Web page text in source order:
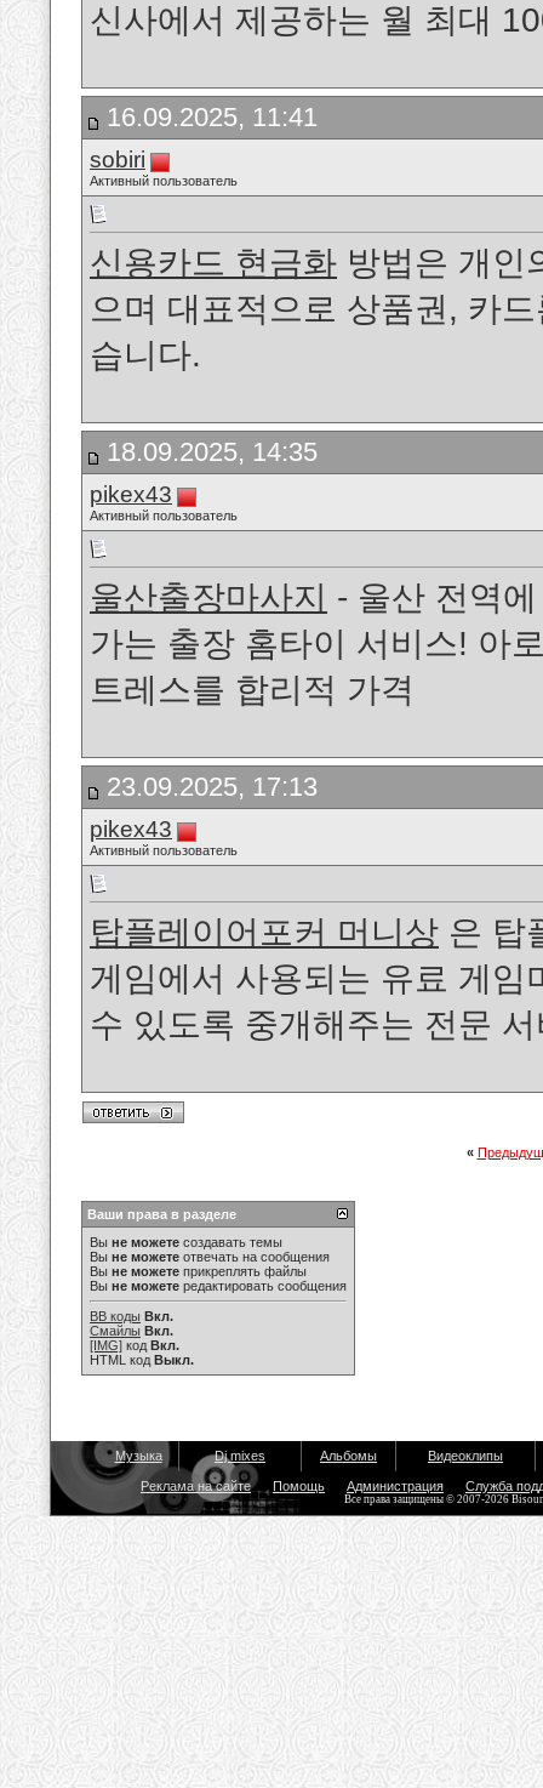
신사에서 제공하는 월 최대
16.09.2025, 11:41
sobiri
Активный пользователь
신용카드 현금화 방법은 개인
으며 대표적으로 상품권, 카
습니다.
18.09.2025, 14:35
pikex43
Активный пользователь
울산출장마사지
- 울산 전역
가는 출장 홈타이 서비스! 아
트레스를 합리적 가격
23.09.2025, 17:13
pikex43
Активный пользователь
탑플레이어포커 머니상 은 탑
게임에서 사용되는 유료 게
수 있도록 중개해주는 전문
«
Ваши права в разделе
Вы не можете создавать темы
Вы не можете отвечать на сообщения
Вы не можете прикреплять файлы
Вы не можете редактировать сообщения
BB коды Вкл.
Смайлы Вкл.
[IMG] код Вкл.
HTML код Выкл.
Музыка Dj mixes Альбомы Видеоклипы
Реклама на сайте Помощь Администрация Служба
Все права защищены © 2007-2026